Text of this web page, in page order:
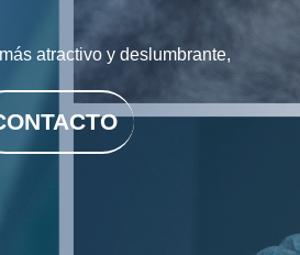
atractivo y deslumbrante,